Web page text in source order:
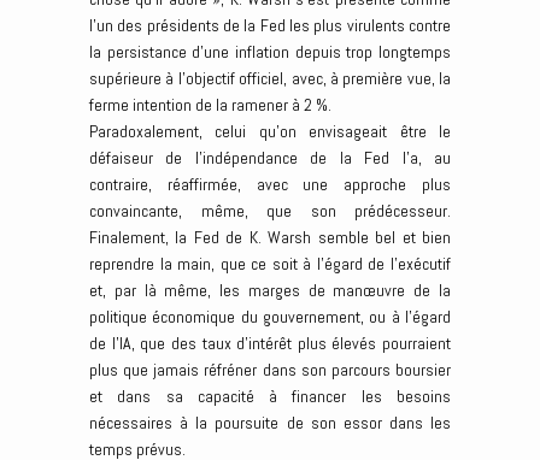
l’un des présidents de la Fed les plus virulents contre
la persistance d’une inflation depuis trop longtemps
supérieure à l’objectif officiel, avec, à première vue, la
ferme intention de la ramener à 2 %.
Paradoxalement, celui qu’on envisageait être le
défaiseur de l’indépendance de la Fed l’a, au
contraire, réaffirmée, avec une approche plus
convaincante, même, que son prédécesseur.
Finalement, la Fed de K. Warsh semble bel et bien
reprendre la main, que ce soit à l’égard de l’exécutif
et, par là même, les marges de manœuvre de la
politique économique du gouvernement, ou à l’égard
de l’IA, que des taux d’intérêt plus élevés pourraient
plus que jamais réfréner dans son parcours boursier
et dans sa capacité à financer les besoins
nécessaires à la poursuite de son essor dans les
temps prévus.